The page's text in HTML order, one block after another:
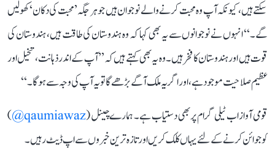
سکتے ہیں، کیونکہ آپ وہ محبت کرنے والے نوجوان ہیں جو ہر جگہ ’محبت کی دکان‘ کھولیں
گے۔‘‘ انہوں نے نوجوانوں سے یہ بھی کہا کہ وہ ہندوستان کی طاقت ہیں، ہندوستان کی
قوت ہیں اور ہندوستان کا فخر ہیں۔ وہ یہ بھی کہتے ہیں کہ ’’آپ کے اندر ذہانت، تخیل اور
عظیم صلاحیت موجود ہے، اور اگر یہ ملک آگے بڑھے گا تو یہ آپ کی وجہ سے ہوگا۔‘‘
قومی آواز اب ٹیلی گرام پر بھی دستیاب ہے۔ ہمارے چینل (qaumiawaz@
)
کو جوائن کرنے کے لئے یہاں کلک کریں اور تازہ ترین خبروں سے اپ ڈیٹ رہیں۔